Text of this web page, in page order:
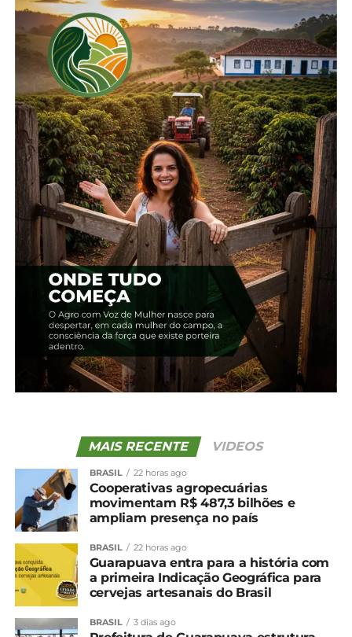
Compartilhe isso:
Facebook 18+
Relacionado
Cotação agrícola para
região de Irati
5 de fevereiro, 2024
Em "Irati"
Cotação agrícola para
região de Irati
15 de fevereiro, 2024
Em "Irati"
Cotação agrícola para a
região de Irati
27 de fevereiro, 2024
Em "Irati"
TÓPICOS RELACIONADOS:
UP NEXT
Cotação agrícola para a região de Irati
MAIS RECENTE VIDEOS
BRASIL 22 horas ago
Cooperativas agropecuárias
movimentam R$ 487,3 bilhões e
ampliam presença no país
BRASIL 22 horas ago
Guarapuava entra para a história com
a primeira Indicação Geográfica para
cervejas artesanais do Brasil
BRASIL 3 dias ago